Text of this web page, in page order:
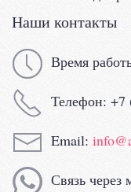
Наши контакты
Время
Телефон: +7
Email:
Связь через